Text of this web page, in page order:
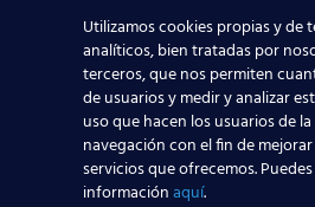
Noticias Relacionadas
Mapa de la aviación global
transitadas y los países con
Leer más
Utilizamos cookies propias y de
analíticos, bien tratadas por
terceros, que nos permiten
de usuarios y medir y analizar
uso que hacen los usuarios de la
navegación con el fin de
servicios que ofrecemos.
informaciónaquí.